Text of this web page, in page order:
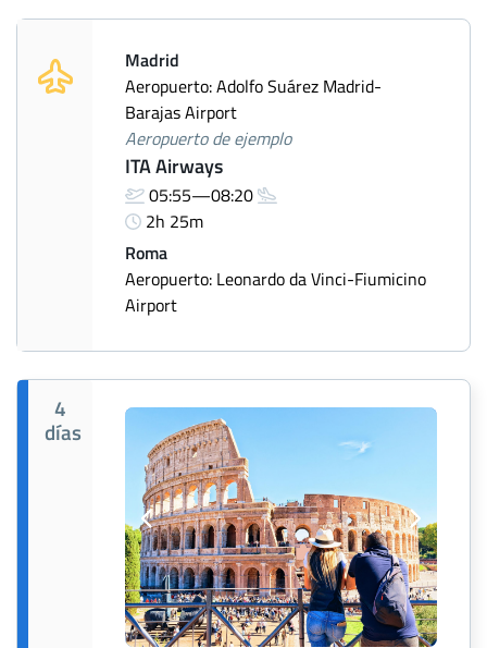
Madrid
Aeropuerto: Adolfo Suárez Madrid-
Barajas Airport
Aeropuerto de ejemplo
ITA Airways
05:55—08:20
2h 25m
Roma
Aeropuerto: Leonardo da Vinci-Fiumicino
Airport
4
días